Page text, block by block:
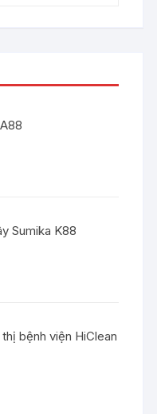
Sumika K88
bệnh viện HiClean